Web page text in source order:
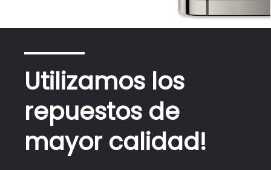
Utilizamos los
repuestos de
mayor calidad!